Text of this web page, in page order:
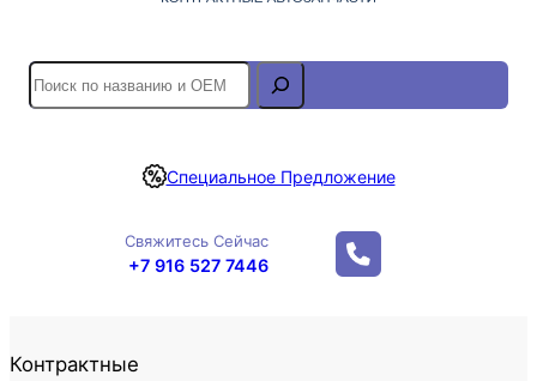
S
e
r
Специальное Предложение
Свяжитесь Сейчас
+7 916 527 7446
Контрактные